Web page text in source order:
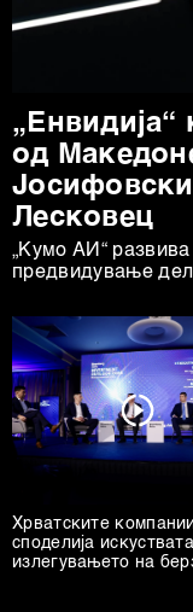
„Енвидија“
од
Лесковец
„Кумо АИ“
предвидување
Хрватските
споделија
излегувањето на